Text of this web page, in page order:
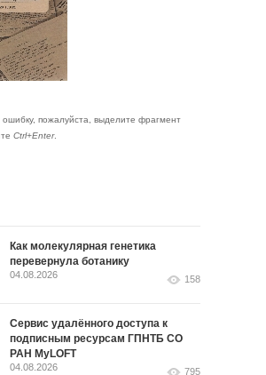
пожалуйста, выделите фрагмент
Ctrl+Enter.
Как молекулярная генетика
перевернула ботанику
04.08.2026 158
Сервис удалённого доступа к
подписным ресурсам ГПНТБ СО
РАН MyLOFT
04.08.2026 795